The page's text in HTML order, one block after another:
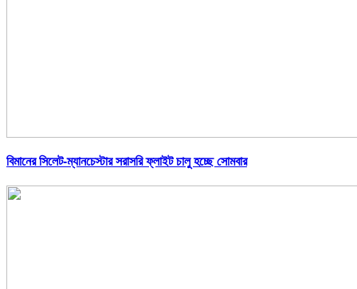
বিমানের সিলেট-ম্যানচেস্টার সরাসরি ফ্লাইট চালু হচ্ছে সোমবার